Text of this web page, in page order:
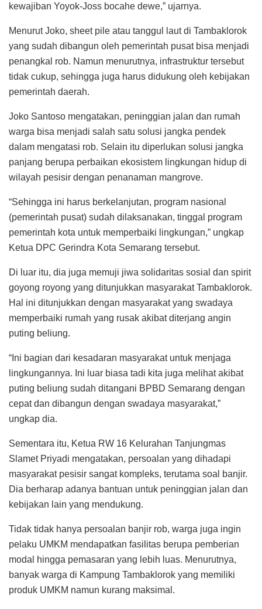
kewajiban Yoyok-Joss bocahe dewe,” ujarnya.
Menurut Joko, sheet pile atau tanggul laut di Tambaklorok
yang sudah dibangun oleh pemerintah pusat bisa menjadi
penangkal rob. Namun menurutnya, infrastruktur tersebut
tidak cukup, sehingga juga harus didukung oleh kebijakan
pemerintah daerah.
Joko Santoso mengatakan, peninggian jalan dan rumah
warga bisa menjadi salah satu solusi jangka pendek
dalam mengatasi rob. Selain itu diperlukan solusi jangka
panjang berupa perbaikan ekosistem lingkungan hidup di
wilayah pesisir dengan penanaman mangrove.
“Sehingga ini harus berkelanjutan, program nasional
(pemerintah pusat) sudah dilaksanakan, tinggal program
pemerintah kota untuk memperbaiki lingkungan,” ungkap
Ketua DPC Gerindra Kota Semarang tersebut.
Di luar itu, dia juga memuji jiwa solidaritas sosial dan spirit
goyong royong yang ditunjukkan masyarakat Tambaklorok.
Hal ini ditunjukkan dengan masyarakat yang swadaya
memperbaiki rumah yang rusak akibat diterjang angin
puting beliung.
“Ini bagian dari kesadaran masyarakat untuk menjaga
lingkungannya. Ini luar biasa tadi kita juga melihat akibat
puting beliung sudah ditangani BPBD Semarang dengan
cepat dan dibangun dengan swadaya masyarakat,”
ungkap dia.
Sementara itu, Ketua RW 16 Kelurahan Tanjungmas
Slamet Priyadi mengatakan, persoalan yang dihadapi
masyarakat pesisir sangat kompleks, terutama soal banjir.
Dia berharap adanya bantuan untuk peninggian jalan dan
kebijakan lain yang mendukung.
Tidak tidak hanya persoalan banjir rob, warga juga ingin
pelaku UMKM mendapatkan fasilitas berupa pemberian
modal hingga pemasaran yang lebih luas. Menurutnya,
banyak warga di Kampung Tambaklorok yang memiliki
produk UMKM namun kurang maksimal.